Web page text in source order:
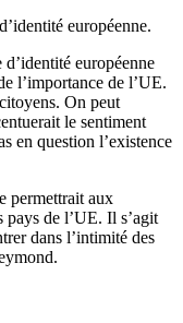
européenne.
européenne
l’importance de l’UE.
On peut
le sentiment
en question l’existence
permettrait aux
de l’UE. Il s’agit
dans l’intimité des